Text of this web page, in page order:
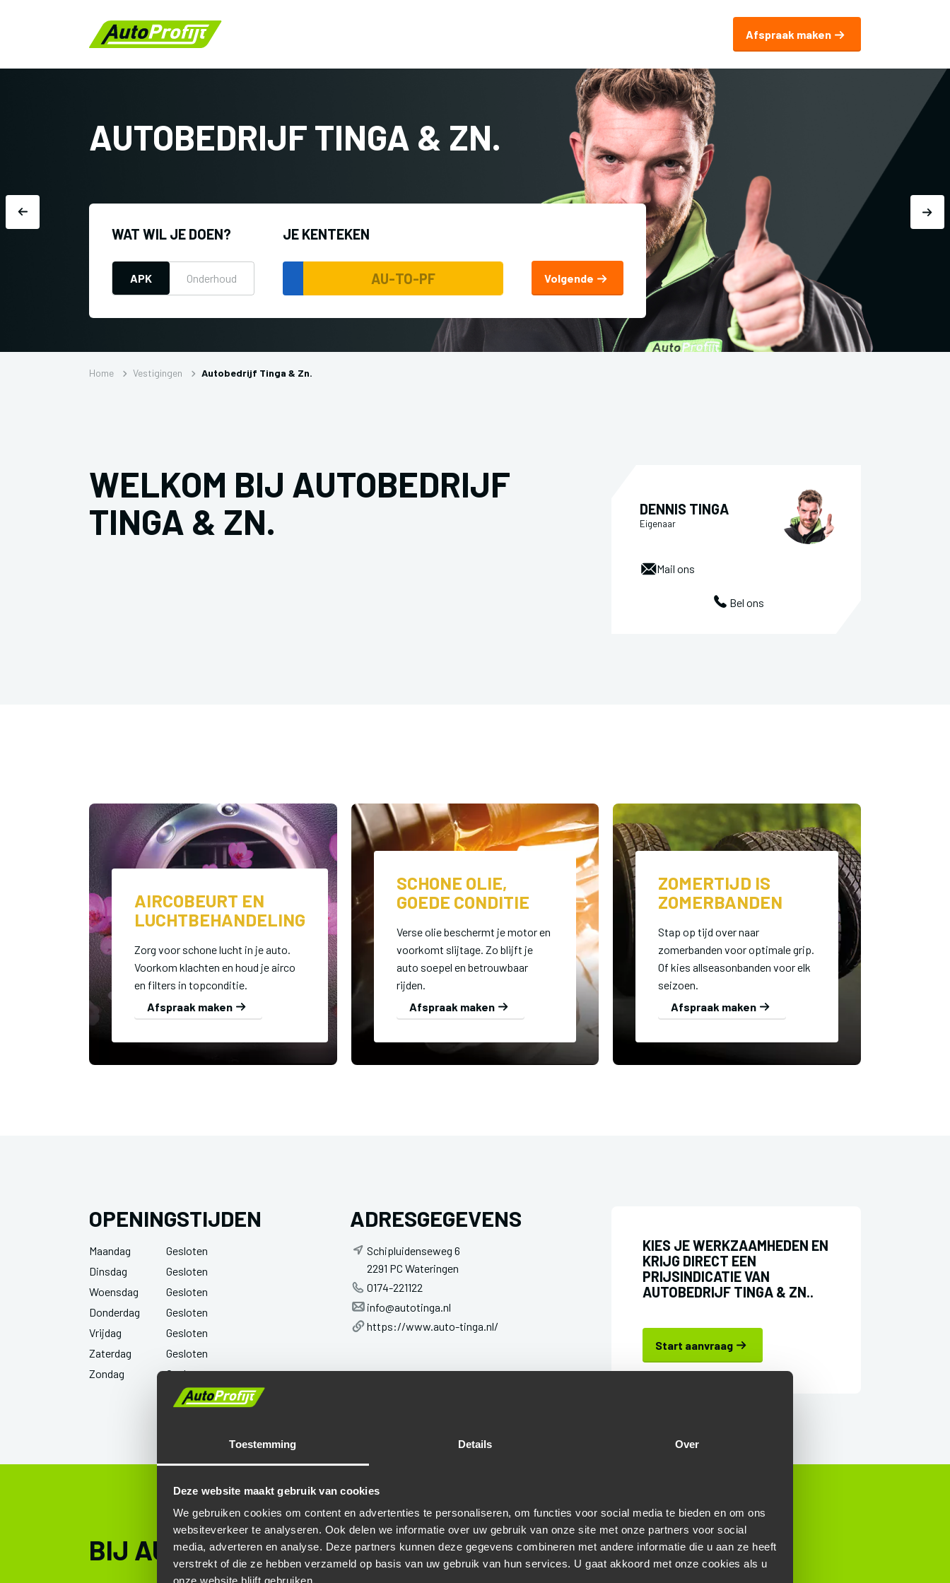
Toestemming Details Over
Deze website maakt gebruik van cookies
We gebruiken cookies om content en advertenties te personaliseren, om functies voor social media te bieden en om ons
websiteverkeer te analyseren. Ook delen we informatie over uw gebruik van onze site met onze partners voor social
media, adverteren en analyse. Deze partners kunnen deze gegevens combineren met andere informatie die u aan ze heeft
verstrekt of die ze hebben verzameld op basis van uw gebruik van hun services. U gaat akkoord met onze cookies als u
Afspraak maken
AUTOBEDRIJF TINGA & ZN.
WAT WIL JE DOEN?
APK Onderhoud
JE KENTEKEN
Volgende
Home Vestigingen Autobedrijf Tinga & Zn.
WELKOM BIJ AUTOBEDRIJF
TINGA & ZN.
DENNIS TINGA
Eigenaar
Mail ons
Bel ons
AIRCOBEURT EN
LUCHTBEHANDELING
Zorg voor schone lucht in je auto.
Voorkom klachten en houd je airco
en filters in topconditie.
Afspraak maken
SCHONE OLIE,
GOEDE CONDITIE
Verse olie beschermt je motor en
voorkomt slijtage. Zo blijft je
auto soepel en betrouwbaar
rijden.
Afspraak maken
ZOMERTIJD IS
ZOMERBANDEN
Stap op tijd over naar
zomerbanden voor optimale grip.
Of kies allseasonbanden voor elk
seizoen.
Afspraak maken
OPENINGSTIJDEN
Maandag
Gesloten
Dinsdag
Gesloten
Woensdag
Gesloten
Donderdag
Gesloten
Vrijdag
Gesloten
Zaterdag
Gesloten
Zondag
Gesloten
ADRESGEGEVENS
Schipluidenseweg 6
2291 PC Wateringen
0174-221122
info@autotinga.nl
https://www.auto-tinga.nl/
KIES JE WERKZAAMHEDEN EN
KRIJG DIRECT EEN
PRIJSINDICATIE VAN
AUTOBEDRIJF TINGA & ZN..
Start aanvraag
BIJ AUTOBEDRIJF TINGA & ZN. KUN JE TERECHT VOOR: